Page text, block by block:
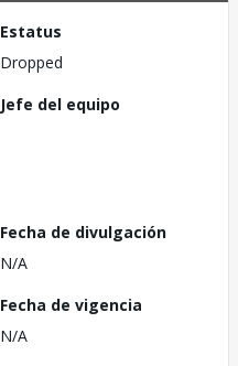
Estatus
Dropped
Jefe del equipo
Fecha de divulgación
N/A
Fecha de vigencia
N/A